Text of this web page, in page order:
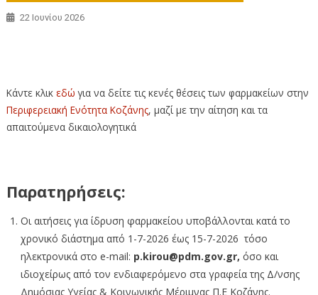
22 Ιουνίου 2026
Κάντε κλικ εδώ για να δείτε τις κενές θέσεις των φαρμακείων στην
Περιφερειακή Ενότητα Κοζάνης, μαζί με την αίτηση και τα
απαιτούμενα δικαιολογητικά
Παρατηρήσεις:
Οι αιτήσεις για ίδρυση φαρμακείου υποβάλλονται κατά το
χρονικό διάστημα από 1-7-2026 έως 15-7-2026 τόσο
ηλεκτρονικά στο e-mail: p.kirou@pdm.gov.gr, όσο και
ιδιοχείρως από τον ενδιαφερόμενο στα γραφεία της Δ/νσης
Δημόσιας Υγείας & Κοινωνικής Μέριμνας Π.Ε Κοζάνης.